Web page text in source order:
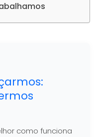
como funciona